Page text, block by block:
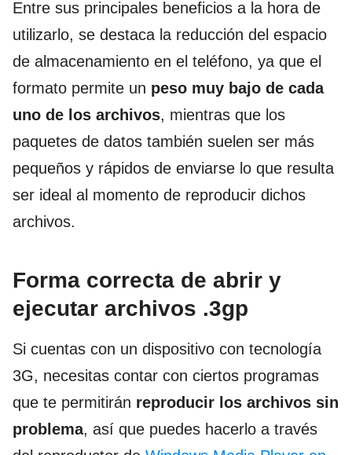
Entre sus principales beneficios a la hora de
utilizarlo, se destaca la reducción del espacio
de almacenamiento en el teléfono, ya que el
formato permite un peso muy bajo de cada
uno de los archivos, mientras que los
paquetes de datos también suelen ser más
pequeños y rápidos de enviarse lo que resulta
ser ideal al momento de reproducir dichos
archivos.
Forma correcta de abrir y
ejecutar archivos .3gp
Si cuentas con un dispositivo con tecnología
3G, necesitas contar con ciertos programas
que te permitirán reproducir los archivos sin
problema, así que puedes hacerlo a través